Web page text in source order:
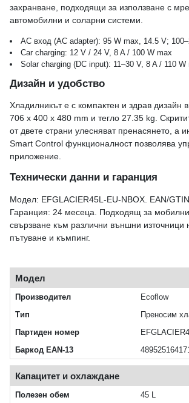
захранване, подходящи за използване с
автомобилни и соларни системи.
AC вход (AC adapter): 95 W max, 14.5 V;
Car charging: 12 V / 24 V, 8 A / 100 W max
Solar charging (DC input): 11–30 V, 8 A / 110 W
Дизайн и удобство
Хладилникът е с компактен и здрав дизайн
706 x 400 x 480 mm и тегло 27.35 kg.
от двете страни улесняват пренасянето, а
Smart Control функционалност позволява
приложение.
Технически данни и гаранция
Модел: EFGLACIER45L-EU-NBOX. EAN/
Гаранция: 24 месеца. Подходящ за
свързване към различни външни източници
пътуване и къмпинг.
Модел
Производител
Ecoflow
Тип
Преносим
Партиден номер
Баркод EAN-13
Капацитет и охлаждане
Полезен обем 45 L